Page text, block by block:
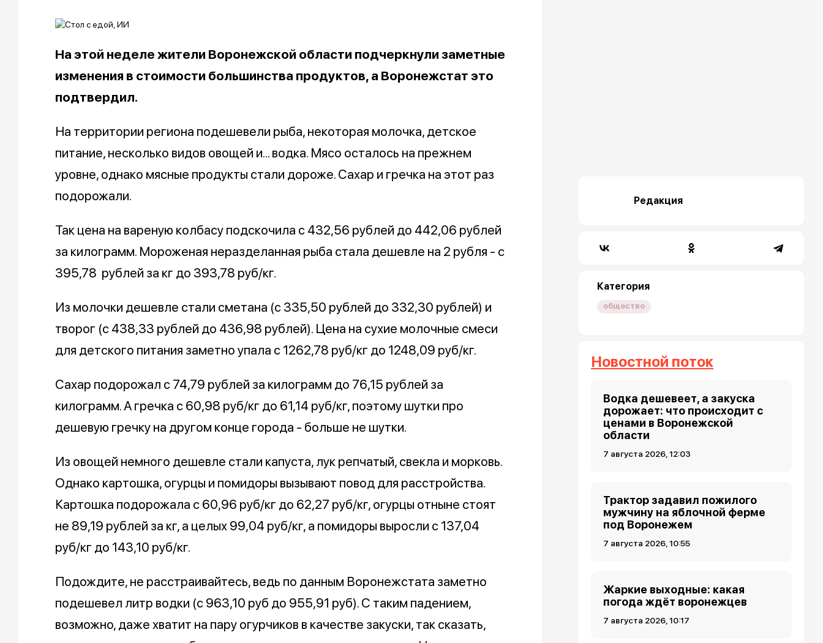
На этой неделе жители Воронежской области подчеркнули заметные
изменения в стоимости большинства продуктов, а Воронежстат это
подтвердил.
На территории региона подешевели рыба, некоторая молочка, детское
питание, несколько видов овощей и... водка. Мясо осталось на прежнем
уровне, однако мясные продукты стали дороже. Сахар и гречка на этот раз
подорожали.
Так цена на вареную колбасу подскочила с 432,56 рублей до 442,06 рублей
за килограмм. Мороженая неразделанная рыба стала дешевле на 2 рубля - с
395,78 рублей за кг до 393,78 руб/кг.
Из молочки дешевле стали сметана (с 335,50 рублей до 332,30 рублей) и
творог (с 438,33 рублей до 436,98 рублей). Цена на сухие молочные смеси
для детского питания заметно упала с 1262,78 руб/кг до 1248,09 руб/кг.
Сахар подорожал с 74,79 рублей за килограмм до 76,15 рублей за
килограмм. А гречка с 60,98 руб/кг до 61,14 руб/кг, поэтому шутки про
дешевую гречку на другом конце города - больше не шутки.
Из овощей немного дешевле стали капуста, лук репчатый, свекла и морковь.
Однако картошка, огурцы и помидоры вызывают повод для расстройства.
Картошка подорожала с 60,96 руб/кг до 62,27 руб/кг, огурцы отныне стоят
не 89,19 рублей за кг, а целых 99,04 руб/кг, а помидоры выросли с 137,04
руб/кг до 143,10 руб/кг.
Подождите, не расстраивайтесь, ведь по данным Воронежстата заметно
подешевел литр водки (с 963,10 руб до 955,91 руб). С таким падением,
возможно, даже хватит на пару огурчиков в качестве закуски, так сказать,
Редакция
Категория
общество
Новостной поток
Водка дешевеет, а закуска
дорожает: что происходит с
ценами в Воронежской
области
7 августа 2026, 12:03
Трактор задавил пожилого
мужчину на яблочной ферме
под Воронежем
7 августа 2026, 10:55
Жаркие выходные: какая
погода ждёт воронежцев
7 августа 2026, 10:17